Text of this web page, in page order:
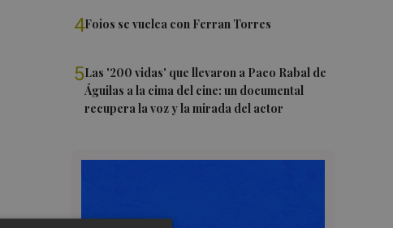
4Foios se vuelca con Ferran Torres
5Las '200 vidas' que llevaron a Paco Rabal de
Águilas a la cima del cine: un documental
recupera la voz y la mirada del actor